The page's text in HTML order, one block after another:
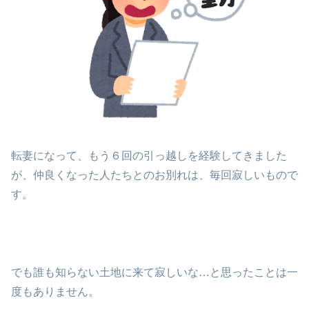
転妻になって、もう６回の引っ越しを経験してきました
が、仲良くなった人たちとのお別れは、毎回寂しいもので
す。
でも誰も知らない土地に来て寂しいな…と思ったことは一
度もありません。